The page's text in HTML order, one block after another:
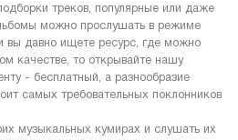
треков, популярные или даже
можно прослушать в режиме
вы давно ищете ресурс, где можно
качестве, то открывайте нашу
- бесплатный, а разнообразие
самых требовательных поклонников
музыкальных кумирах и слушать их